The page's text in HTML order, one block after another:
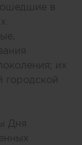
в
их
городской
Дня